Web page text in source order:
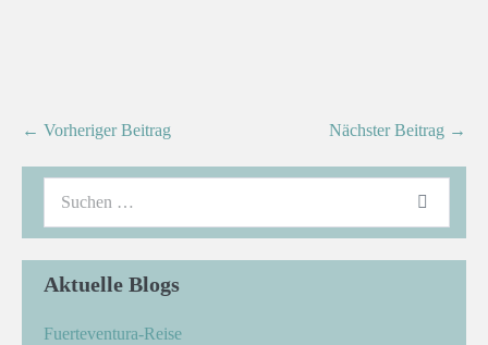
← Vorheriger Beitrag Nächster Beitrag →
Aktuelle Blogs
Fuerteventura-Reise